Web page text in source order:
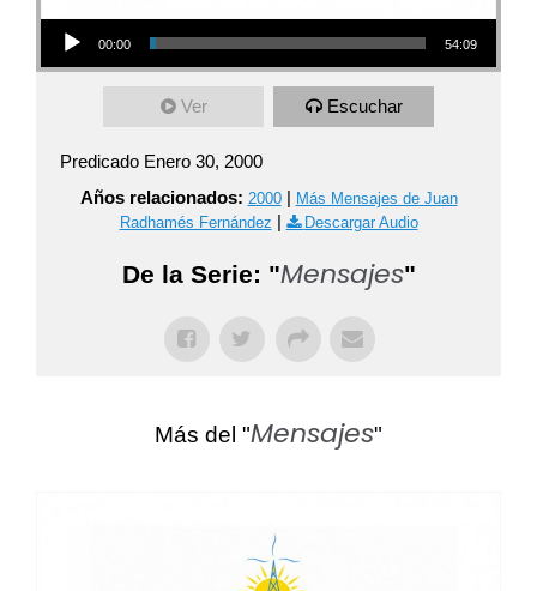
Audio Player
00:00 54:09
Ver Escuchar
Predicado Enero 30, 2000
Años relacionados: 2000| Más Mensajes de Juan
Radhamés Fernández | Descargar Audio
De la Serie: "Mensajes"
Más del "Mensajes"